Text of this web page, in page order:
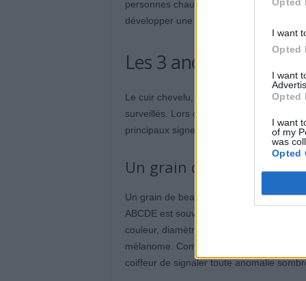
I want
Opted
I want
Opted
I want
of my
was
Opted
personnes chauves ou avec peu de
développer une tumeur, sans que l’on
Les 3 anomalies
Le cuir chevelu, la nuque et les oreilles
surveillés. Lors d’une coupe ou d’un
principaux signes de cancer de la peau
Un grain de beauté
Un grain de beauté suspect doit attirer
ABCDE est souvent utilisée par les
couleur, diamètre qui augmente,
mélanome. Comme la personne ne voit
coiffeur de signaler toute anomalie